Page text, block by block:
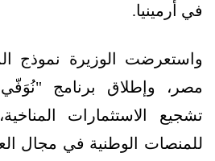
في أرمينيا.
واستعرضت الوزيرة نموذج
مصر، وإطلاق برنامج
تشجيع الاستثمارات
للمنصات الوطنية في مجال